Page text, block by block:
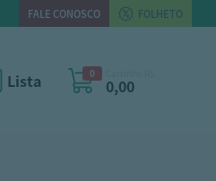
FALE CONOSCO FOLHETO
Lista 0
0,00